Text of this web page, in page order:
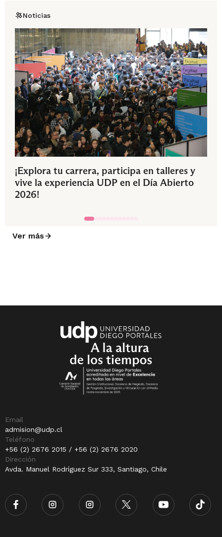
Noticias
¡Explora tu carrera, participa en talleres y
vive la experiencia UDP en el Día Abierto
2026!
Ver más
Email
admision@udp.cl
Teléfono
+56 (2) 2676 2015 / +56 (2) 2676 2020
Dirección
Avda. Manuel Rodríguez Sur 333, Santiago, Chile